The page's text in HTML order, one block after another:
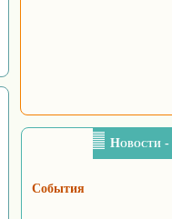
Новости -
События